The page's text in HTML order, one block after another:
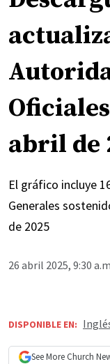
abril de
El gráfico incluye
Generales
de 2025
26 abril 2025, 9:30
DISPONIBLE EN:
See More Church